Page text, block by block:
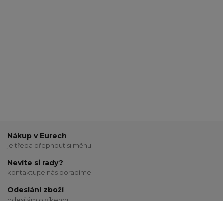
Nákup v Eurech
je třeba přepnout si měnu
Nevíte si rady?
kontaktujte nás poradíme
Odeslání zboží
odesílám o víkendu